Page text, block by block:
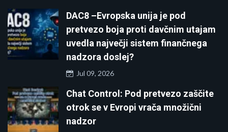
DAC8 –Evropska unija je pod
pretvezo boja proti davčnim utajam
uvedla največji sistem finančnega
nadzora doslej?
Jul 09, 2026
Chat Control: Pod pretvezo zaščite
otrok se v Evropi vrača množični
nadzor